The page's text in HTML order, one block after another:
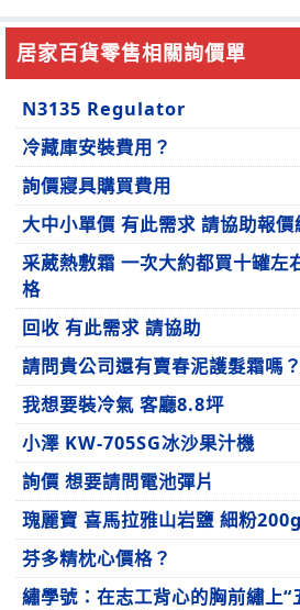
居家百貨零售相關詢價單
N3135 Regulator
冷藏庫安裝費用？
詢價寢具購買費用
大中小單價 有此需求 請協助報價
采葳熱敷霜 一次大約都買十罐左
格
回收 有此需求 請協助
請問貴公司還有賣春泥護髮霜嗎
我想要裝冷氣 客廳8.8坪
小澤 KW-705SG冰沙果汁機
詢價 想要請問電池彈片
瑰麗寶 喜馬拉雅山岩鹽 細粉
芬多精枕心價格？
繡學號：在志工背心的胸前繡上“